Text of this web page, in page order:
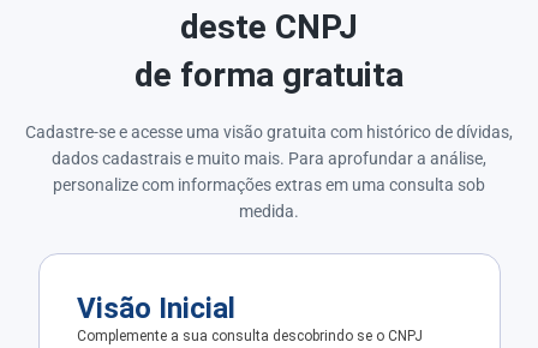
deste CNPJ
de forma gratuita
Cadastre-se e acesse uma visão gratuita com histórico de dívidas,
dados cadastrais e muito mais. Para aprofundar a análise,
personalize com informações extras em uma consulta sob
medida.
Visão Inicial
Complemente a sua consulta descobrindo se o CNPJ